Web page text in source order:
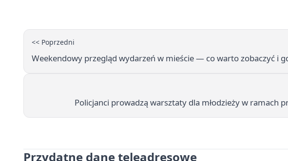
<< Poprzedni
Weekendowy przegląd wydarzeń w mieście — co warto zobaczyć i
Policjanci prowadzą warsztaty dla młodzieży w ramach
Przydatne dane teleadresowe